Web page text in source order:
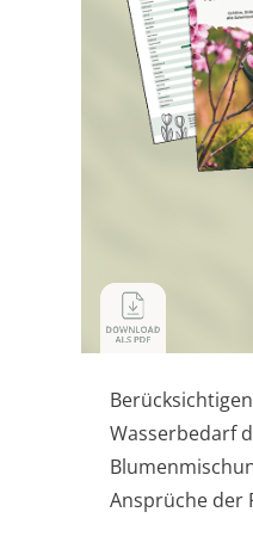
Wasserbedarf
Ansprüche der